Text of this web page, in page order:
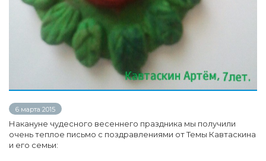
6 марта 2015
Накануне чудесного весеннего праздника мы получили
очень теплое письмо с поздравлениями от Темы Кавтаскина
и его семьи: